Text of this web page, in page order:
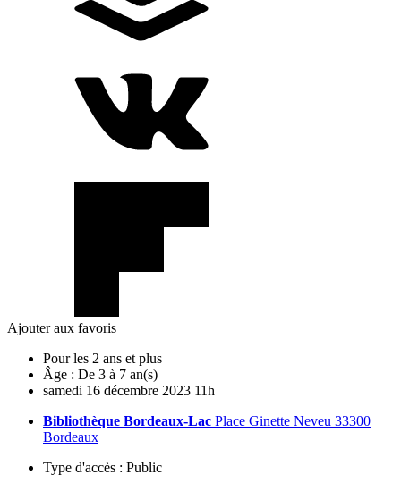
Ajouter aux favoris
Pour les 2 ans et plus
Âge : De 3 à 7 an(s)
samedi 16 décembre 2023 11h
Bibliothèque Bordeaux-Lac Place Ginette Neveu 33300
Bordeaux
Type d'accès : Public